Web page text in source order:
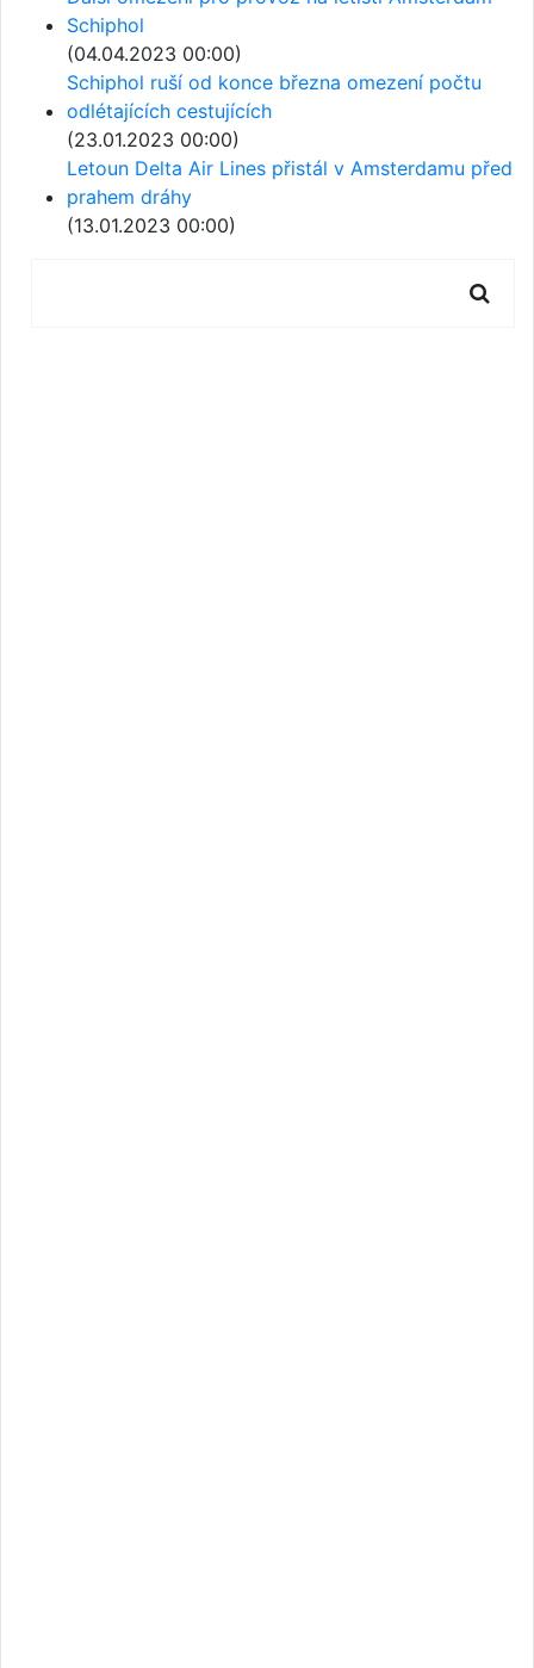
Schiphol
(04.04.2023 00:00)
Schiphol ruší od konce března omezení počtu
odlétajících cestujících
(23.01.2023 00:00)
Letoun Delta Air Lines přistál v Amsterdamu před
prahem dráhy
(13.01.2023 00:00)